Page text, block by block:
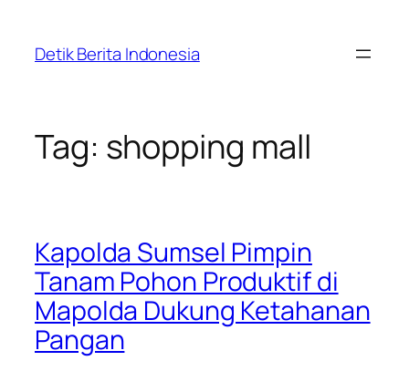
content
Detik Berita Indonesia
Tag: shopping mall
Kapolda Sumsel Pimpin
Tanam Pohon Produktif di
Mapolda Dukung Ketahanan
Pangan